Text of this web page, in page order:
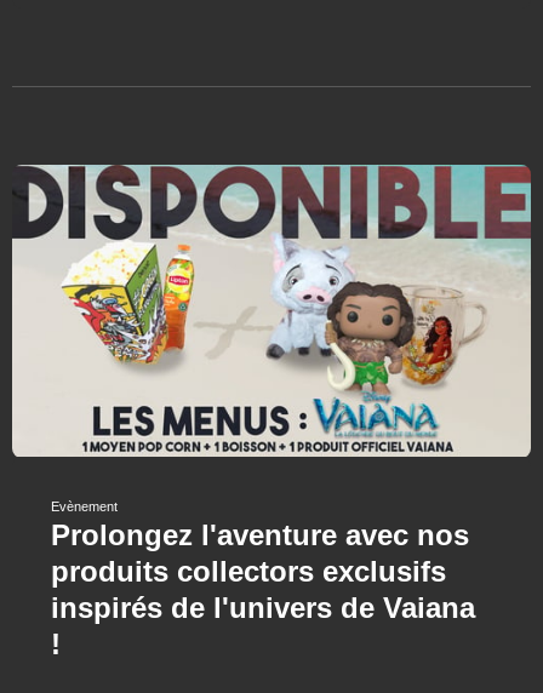
Evènement
Prolongez l'aventure avec nos
produits collectors exclusifs
inspirés de l'univers de Vaiana
!